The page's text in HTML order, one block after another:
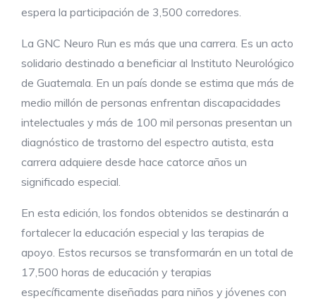
espera la participación de 3,500 corredores.
La GNC Neuro Run es más que una carrera. Es un acto
solidario destinado a beneficiar al Instituto Neurológico
de Guatemala. En un país donde se estima que más de
medio millón de personas enfrentan discapacidades
intelectuales y más de 100 mil personas presentan un
diagnóstico de trastorno del espectro autista, esta
carrera adquiere desde hace catorce años un
significado especial.
En esta edición, los fondos obtenidos se destinarán a
fortalecer la educación especial y las terapias de
apoyo. Estos recursos se transformarán en un total de
17,500 horas de educación y terapias
específicamente diseñadas para niños y jóvenes con